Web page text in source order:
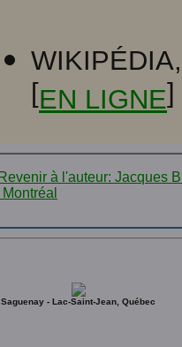
[EN LIGNE]
Saguenay - Lac-Saint-Jean, Québec